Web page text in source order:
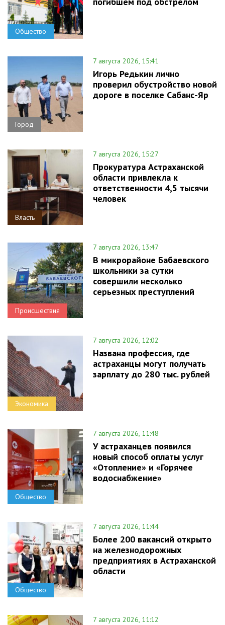
Общество
Город
7 августа 2026, 15:41
Игорь Редькин лично
проверил обустройство новой
дороге в поселке Сабанс-Яр
Власть
7 августа 2026, 15:27
Прокуратура Астраханской
области привлекла к
ответственности 4,5 тысячи
человек
Происшествия
7 августа 2026, 13:47
В микрорайоне Бабаевского
школьники за сутки
совершили несколько
серьезных преступлений
Экономика
7 августа 2026, 12:02
Названа профессия, где
астраханцы могут получать
зарплату до 280 тыс. рублей
Общество
7 августа 2026, 11:48
У астраханцев появился
новый способ оплаты услуг
«Отопление» и «Горячее
водоснабжение»
Общество
7 августа 2026, 11:44
Более 200 вакансий открыто
на железнодорожных
предприятиях в Астраханской
области
7 августа 2026, 11:12